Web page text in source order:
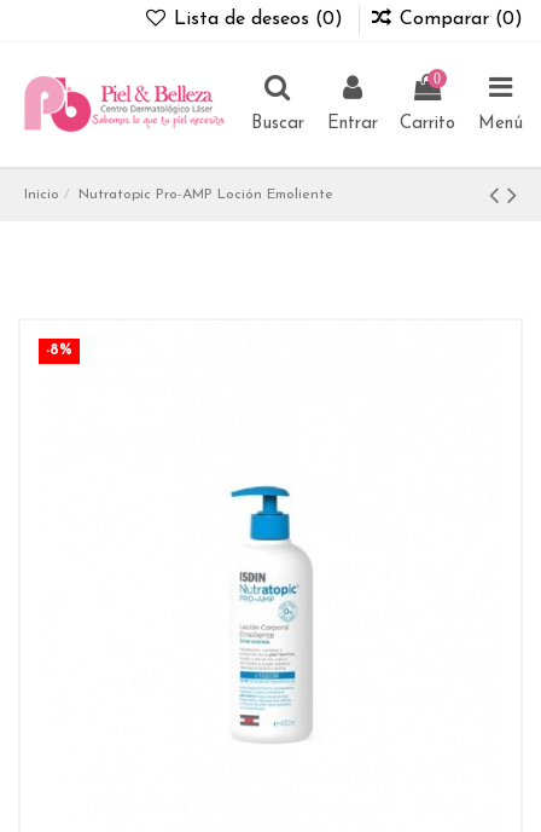
Lista de deseos (0) Comparar (0)
Buscar Entrar
0
Carrito Menú
Inicio Nutratopic Pro-AMP Loción Emoliente
-8%